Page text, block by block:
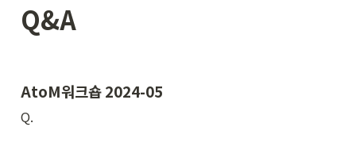
Q&A
AtoM워크숍 2024-05
Q.